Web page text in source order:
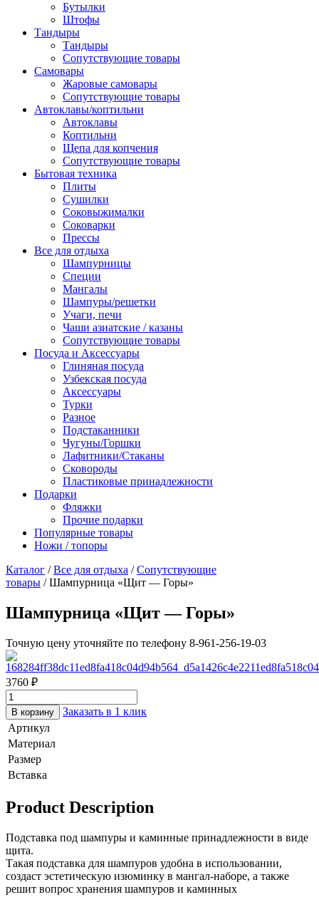
Бутылки
Штофы
Тандыры
Тандыры
Сопутствующие товары
Самовары
Жаровые самовары
Сопутствующие товары
Автоклавы/коптильни
Автоклавы
Коптильни
Щепа для копчения
Сопутствующие товары
Бытовая техника
Плиты
Сушилки
Соковыжималки
Соковарки
Прессы
Все для отдыха
Шампурницы
Специи
Мангалы
Шампуры/решетки
Учаги, печи
Чаши азиатские / казаны
Сопутствующие товары
Посуда и Аксессуары
Глиняная посуда
Узбекская посуда
Аксессуары
Турки
Разное
Подстаканники
Чугуны/Горшки
Лафитники/Стаканы
Сковороды
Пластиковые принадлежности
Подарки
Фляжки
Прочие подарки
Популярные товары
Ножи / топоры
Каталог /Все для отдыха /Сопутствующие
товары / Шампурница «Щит — Горы»
Шампурница «Щит — Горы»
Точную цену уточняйте по телефону 8-961-256-19-03
3760 ₽
В корзину
Заказать в 1 клик
Артикул
Материал
Размер
Вставка
Product Description
Подставка под шампуры и каминные принадлежности в виде
щита.
Такая подставка для шампуров удобна в использовании,
создаст эстетическую изюминку в мангал-наборе, а также
решит вопрос хранения шампуров и каминных